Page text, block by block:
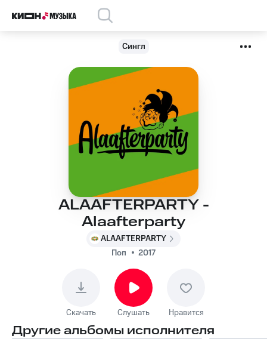
Сингл
ALAAFTERPARTY -
Alaafterparty
ALAAFTERPARTY
Поп
2017
Скачать Слушать Нравится
Другие альбомы исполнителя